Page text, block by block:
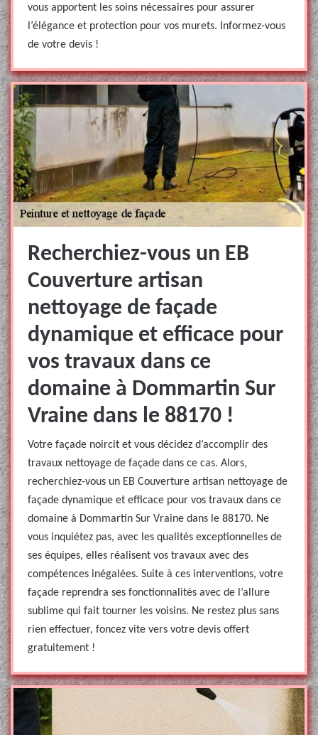
vous apportent les soins nécessaires pour assurer
l’élégance et protection pour vos murets. Informez-vous
de votre devis !
Recherchiez-vous un EB
Couverture artisan
nettoyage de façade
dynamique et efficace pour
vos travaux dans ce
domaine à Dommartin Sur
Vraine dans le 88170 !
Votre façade noircit et vous décidez d’accomplir des
travaux nettoyage de façade dans ce cas. Alors,
recherchiez-vous un EB Couverture artisan nettoyage de
façade dynamique et efficace pour vos travaux dans ce
domaine à Dommartin Sur Vraine dans le 88170. Ne
vous inquiétez pas, avec les qualités exceptionnelles de
ses équipes, elles réalisent vos travaux avec des
compétences inégalées. Suite à ces interventions, votre
façade reprendra ses fonctionnalités avec de l’allure
sublime qui fait tourner les voisins. Ne restez plus sans
rien effectuer, foncez vite vers votre devis offert
gratuitement !